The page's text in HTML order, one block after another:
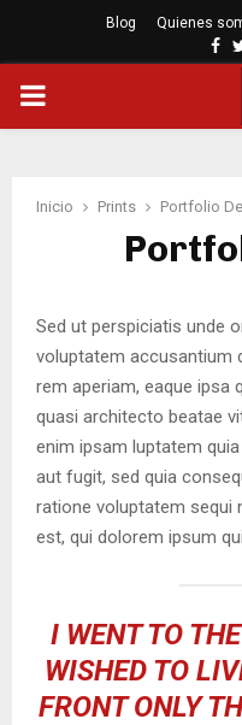
Blog Quienes
PRIMARY
Inicio Prints Portfolio
Sed ut perspiciatis unde
voluptatem accusantium
rem aperiam, eaque ipsa
quasi architecto beatae
enim ipsam luptatem
aut fugit, sed quia
ratione voluptatem sequi
est, qui dolorem ipsum
I WENT TO
WISHED TO
FRONT ONLY